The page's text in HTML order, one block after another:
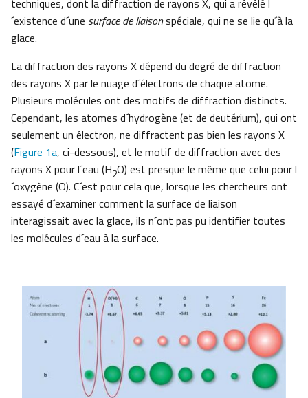
techniques, dont la diffraction de rayons X, qui a révélé l
´existence d´une surface de liaisonspéciale, qui ne se lie qu´à la
glace.
La diffraction des rayons X dépend du degré de diffraction
des rayons X par le nuage d´électrons de chaque atome.
Plusieurs molécules ont des motifs de diffraction distincts.
Cependant, les atomes d´hydrogène (et de deutérium), qui ont
seulement un électron, ne diffractent pas bien les rayons X
(Figure 1a, ci-dessous), et le motif de diffraction avec des
rayons X pour l´eau (H2O) est presque le même que celui pour l
´oxygène (O). C´est pour cela que, lorsque les chercheurs ont
essayé d´examiner comment la surface de liaison
interagissait avec la glace, ils n´ont pas pu identifier toutes
les molécules d´eau à la surface.